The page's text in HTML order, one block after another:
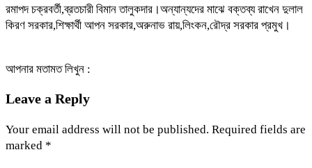
রমাপদ চক্রবর্তী,ব্রতচারী বিমান তালুকদার।অন্যান্যদের মাঝে বক্তব্য রাখেন দুলাল
কিরণ সরকার,শিক্ষার্থী আপন সরকার,অরুনাভ রায়,লিংকন,রৌদ্র সরকার প্রমুখ।
আপনার মতামত লিখুন :
Leave a Reply
Your email address will not be published. Required fields are
marked *